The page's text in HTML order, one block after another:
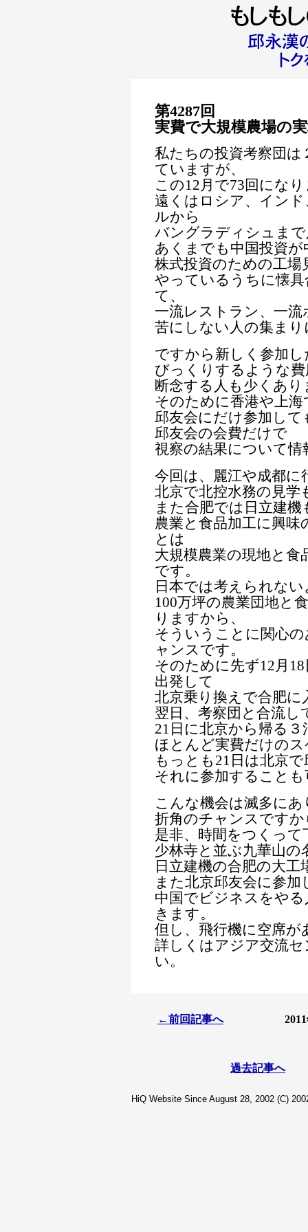
第4287回
実費で大規模農場の
私たちの投資考察団
ていますが、
この12月で73回にな
遠くはロシア、イン
ルから
バングラディシュま
あくまでも中国投資が
株式投資のための工
やっているうちに懐
て、
一流レストラン、一
苦にしない人の集ま
ですから新しく参加
びっくりするような
断念する人も少くあり
そのために香港や上
邱友会にだけ参加して
邱友会の会費だけで
視察の結果について
今回は、麗江や成都に
北京で北控水務の見学
また合肥では日立建
農業と食品加工に興
とは
大規模農業の現地と
です。
日本では考えられな
100万坪の農業団地と
りますから、
そういうことに関心
ャンスです。
そのために先ず12月
出発して
北京乗り換えで合肥に
翌日、考察団と合流し
21日に北京から帰る３
ほとんど実費だけの
もっとも21日は北京
それに参加すること
こんな機会は滅多に
折角のチャンスですか
是非、時間をつくって
少林寺と並ぶ九華山
日立建機の合肥の大
また北京邱友会に参
中国でビジネスをや
きます。
但し、飛行機に空席
詳しくはアジア交流
い。
←前回記事へ
過去記事へ
HiQ Website Since August 28, 2002 (C)